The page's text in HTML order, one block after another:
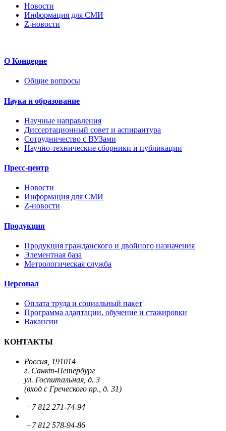
Новости
Информация для СМИ
Z-новости
О Концерне
Общие вопросы
Наука и образование
Научные направления
Диссертационный совет и аспирантура
Сотрудничество с ВУЗами
Научно-технические сборники и публикации
Пресс-центр
Новости
Информация для СМИ
Z-новости
Продукция
Продукция гражданского и двойного назначения
Элементная база
Метрологическая служба
Персонал
Оплата труда и социальный пакет
Программа адаптации, обучение и стажировки
Вакансии
КОНТАКТЫ
Россия, 191014
г. Санкт-Петербург
ул. Госпитальная, д. 3
(вход с Греческого пр., д. 31)
+7 812 271-74-94
+7 812 578-94-86